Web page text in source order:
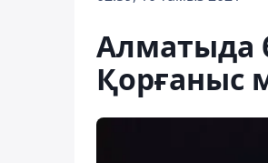
Алматыда
Қорғаныс